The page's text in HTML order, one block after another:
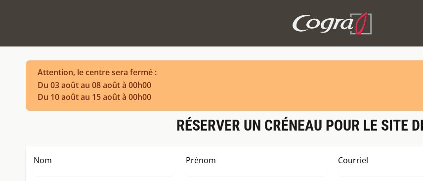
Attention, le centre sera fermé :
Du 03 août au 08 août à 00h00
Du 10 août au 15 août à 00h00
RÉSERVER UN CRÉNEAU POUR LE SITE
Nom Prénom Courriel